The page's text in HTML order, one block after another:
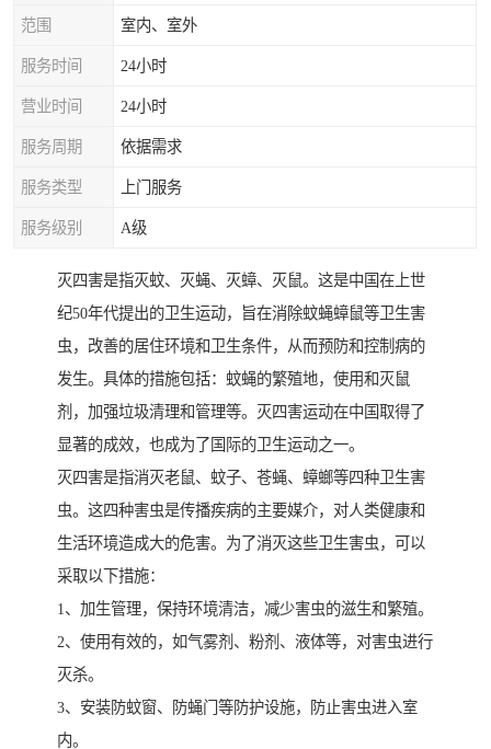
范围 室内、室外
服务时间 24小时
营业时间 24小时
服务周期 依据需求
服务类型 上门服务
服务级别 A级
灭四害是指灭蚊、灭蝇、灭蟑、灭鼠。这是中国在上世
纪50年代提出的卫生运动，旨在消除蚊蝇蟑鼠等卫生害
虫，改善的居住环境和卫生条件，从而预防和控制病的
发生。具体的措施包括：蚊蝇的繁殖地，使用和灭鼠
剂，加强垃圾清理和管理等。灭四害运动在中国取得了
显著的成效，也成为了国际的卫生运动之一。
灭四害是指消灭老鼠、蚊子、苍蝇、蟑螂等四种卫生害
虫。这四种害虫是传播疾病的主要媒介，对人类健康和
生活环境造成大的危害。为了消灭这些卫生害虫，可以
采取以下措施：
1、加生管理，保持环境清洁，减少害虫的滋生和繁殖。
2、使用有效的，如气雾剂、粉剂、液体等，对害虫进行
灭杀。
3、安装防蚊窗、防蝇门等防护设施，防止害虫进入室
内。